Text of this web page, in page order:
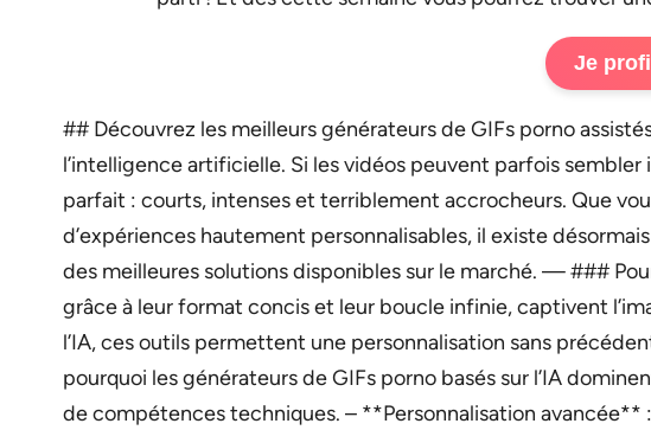
Je
## Découvrez les meilleurs générateurs de GIFs porno
l’intelligence artificielle. Si les vidéos peuvent parfois
parfait : courts, intenses et terriblement accrocheurs. Que
d’expériences hautement personnalisables, il existe
des meilleures solutions disponibles sur le marché. — ###
grâce à leur format concis et leur boucle infinie, captivent
l’IA, ces outils permettent une personnalisation sans
pourquoi les générateurs de GIFs porno basés sur l’IA
de compétences techniques. – **Personnalisation